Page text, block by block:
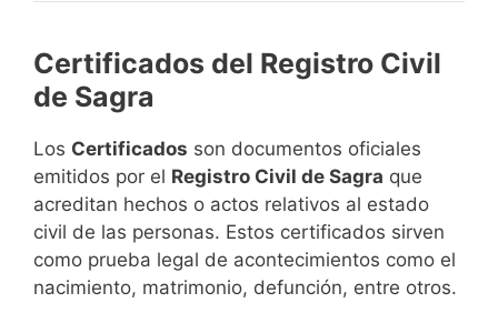
Certificados del Registro Civil
de Sagra
Los Certificados son documentos oficiales
emitidos por el Registro Civil de Sagra que
acreditan hechos o actos relativos al estado
civil de las personas. Estos certificados sirven
como prueba legal de acontecimientos como el
nacimiento, matrimonio, defunción, entre otros.